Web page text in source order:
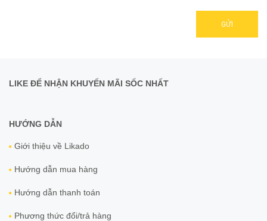
GỬI
LIKE ĐỂ NHẬN KHUYẾN MÃI SỐC NHẤT
HƯỚNG DẪN
Giới thiệu về Likado
Hướng dẫn mua hàng
Hướng dẫn thanh toán
Phương thức đổi/trả hàng